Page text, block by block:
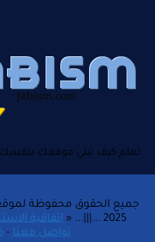
تعلم كيف تبني موقعك بنفسك
2025 ...|||... «
اتفاقية
تواصل معنا -